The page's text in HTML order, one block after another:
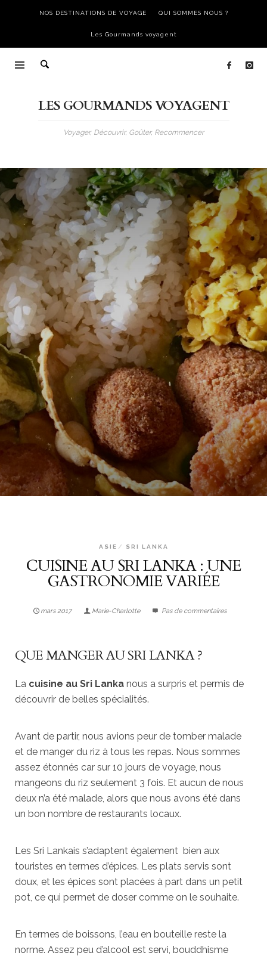
NOS DESTINATIONS DE VOYAGE QUI SOMMES NOUS ?
Les Gourmands voyagent
LES GOURMANDS VOYAGENT
Voyager, Découvrir, Goûter, Recommencer
ASIE SRI LANKA
CUISINE AU SRI LANKA : UNE
GASTRONOMIE VARIÉE
mars 2017 Marie-Charlotte Pas de commentaires
QUE MANGER AU SRI LANKA ?
La cuisine au Sri Lanka nous a surpris et permis de
découvrir de belles spécialités.
Avant de partir, nous avions peur de tomber malade
et de manger du riz à tous les repas. Nous sommes
assez étonnés car sur 10 jours de voyage, nous
mangeons du riz seulement 3 fois. Et aucun de nous
deux n’a été malade, alors que nous avons été dans
un bon nombre de restaurants locaux.
Les Sri Lankais s’adaptent également bien aux
touristes en termes d’épices. Les plats servis sont
doux, et les épices sont placées à part dans un petit
pot, ce qui permet de doser comme on le souhaite.
En termes de boissons, l’eau en bouteille reste la
norme. Assez peu d’alcool est servi, bouddhisme